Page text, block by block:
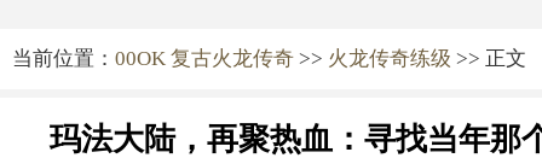
当前位置： 00OK 复古火龙传奇 >> 火龙传奇练级 >> 正文
玛法大陆，再聚热血：寻找当年那